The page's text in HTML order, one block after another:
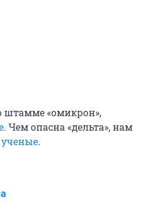
штамме «омикрон»,
. Чем опасна «дельта», нам
.